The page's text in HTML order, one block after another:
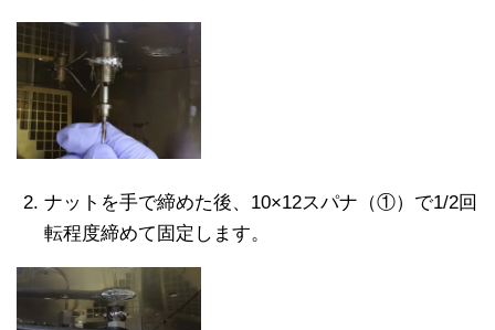
ナットを手で締めた後、10×12スパナ（①）で1/2回
転程度締めて固定します。